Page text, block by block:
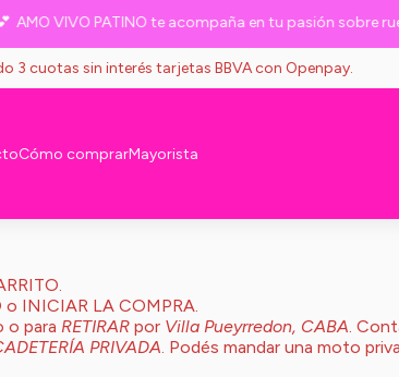
AMO VIVO PATINO te acompaña en tu pasión sobre
3 cuotas sin interés tarjetas BBVA con Openpay.
Cómo comprarMayorista
INICIAR LA COMPRA.
o para RETIRAR por Villa Pueyrredon, CABA.
PRIVADA. Podés mandar una moto